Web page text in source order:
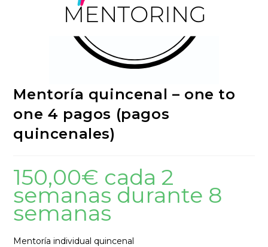
Mentoría quincenal – one to
one 4 pagos (pagos
quincenales)
150,00€ cada 2
semanas durante 8
semanas
Mentoría individual quincenal